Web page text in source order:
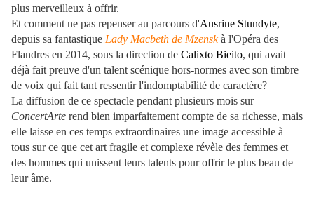
plus merveilleux à offrir.
Et comment ne pas repenser au parcours d'Ausrine Stundyte,
depuis sa fantastique Lady Macbeth de Mzenskà l'Opéra des
Flandres en 2014, sous la direction de Calixto Bieito, qui avait
déjà fait preuve d'un talent scénique hors-normes avec son timbre
de voix qui fait tant ressentir l'indomptabilité de caractère?
La diffusion de ce spectacle pendant plusieurs mois sur
ConcertArte rend bien imparfaitement compte de sa richesse, mais
elle laisse en ces temps extraordinaires une image accessible à
tous sur ce que cet art fragile et complexe révèle des femmes et
des hommes qui unissent leurs talents pour offrir le plus beau de
leur âme.